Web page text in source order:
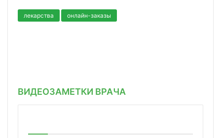
лекарства онлайн-заказы
ВИДЕОЗАМЕТКИ ВРАЧА